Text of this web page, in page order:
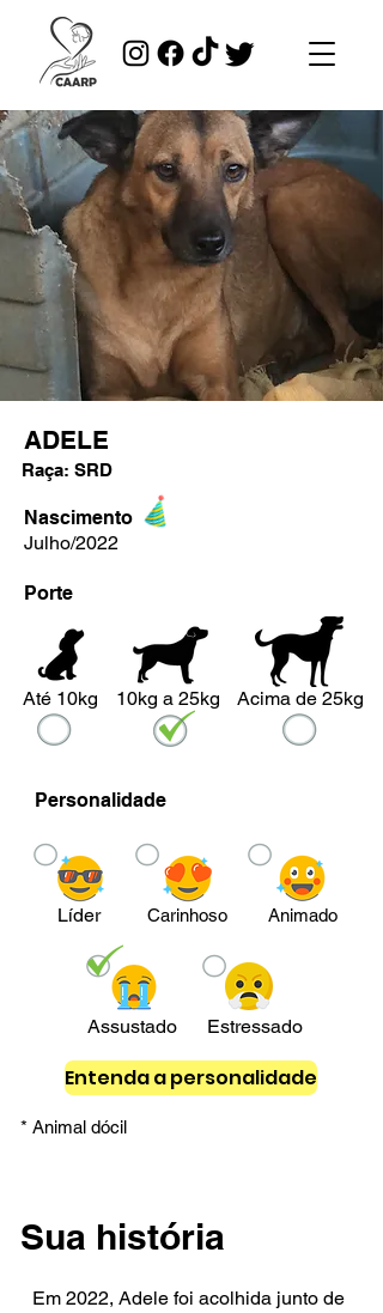
ADELE
Raça: SRD
Nascimento
Julho/2022
Porte
Até 10kg 10kg a 25kg Acima de 25kg
Personalidade
Líder Carinhoso Animado
Assustado Estressado
Entenda a personalidade
* Animal dócil
Sua história
Em 2022, Adele foi acolhida junto de